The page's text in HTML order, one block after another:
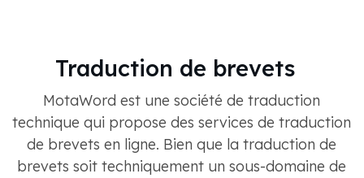
Traduction de brevets
MotaWord est une société de traduction
technique qui propose des services de traduction
de brevets en ligne. Bien que la traduction de
brevets soit techniquement un sous-domaine de